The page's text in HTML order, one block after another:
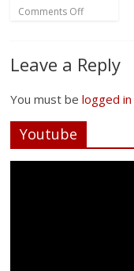
Comments Off
Leave a Reply
You must belogged in
Youtube